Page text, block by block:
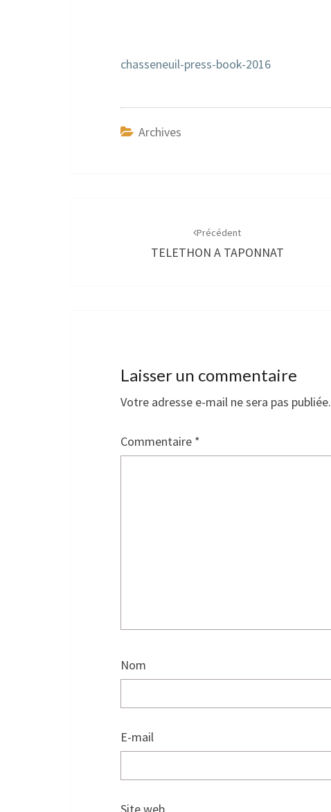
chasseneuil-press-book-2016
Archives
Précédent
TELETHON A TAPONNAT
Laisser un commentaire
Votre adresse e-mail ne sera pas publiée.
Commentaire *
Nom
E-mail